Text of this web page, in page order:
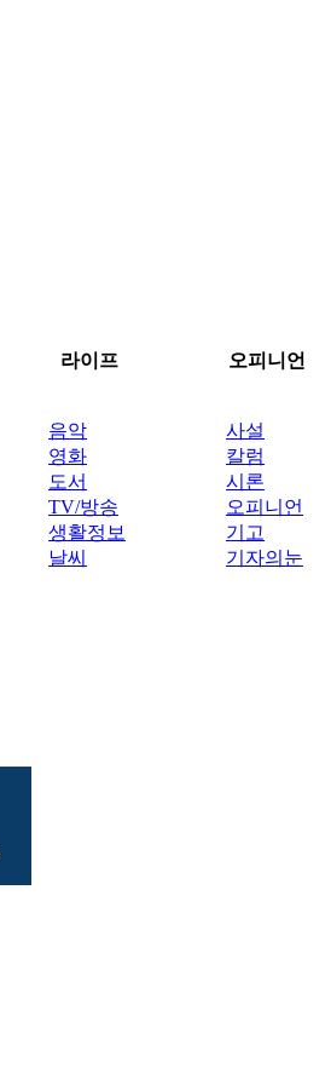
라이프 오피니언
음악
영화
도서
TV/방송
생활정보
날씨
사설
칼럼
시론
오피니언
기고
기자의눈